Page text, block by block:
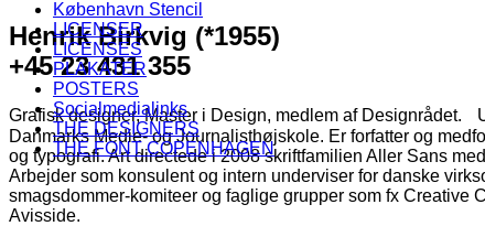
København Stencil
LICENSER
LICENSES
PLAKATER
POSTERS
Socialmedialinks
THE DESIGNERS
THE FONT COPENHAGEN
Henrik Birkvig (*1955)
+45 23 431 355
Grafisk designer, Master i Design, medlem af Designrådet.
Danmarks Medie- og Journalisthøjskole. Er forfatter og
og typografi. Art directede i 2008 skriftfamilien Aller Sans
Arbejder som konsulent og intern underviser for danske
smagsdommer-komiteer og faglige grupper som fx Creative
Avisside.